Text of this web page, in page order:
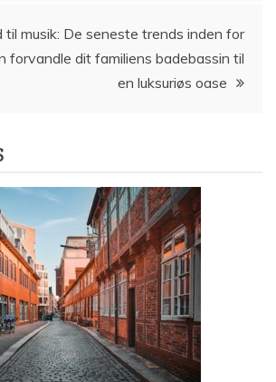
til musik: De seneste trends inden for
forvandle dit familiens badebassin til
en luksuriøs oase